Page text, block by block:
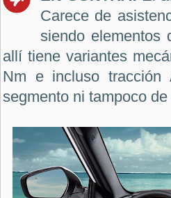
Carece de
siendo elementos
allí tiene variantes
Nm e incluso
segmento ni tampoco